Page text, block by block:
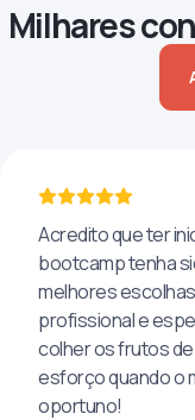
Milhares
Acredito que ter
bootcamp tenha
melhores escolhas
profissional e
colher os frutos
esforço quando o
oportuno!